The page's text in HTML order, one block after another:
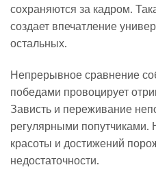
сохраняются за кадром.
создает впечатление
остальных.
Непрерывное сравнение
победами провоцирует
Зависть и переживание
регулярными попутчиками.
красоты и достижений
недостаточности.